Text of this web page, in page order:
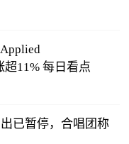
超11% 每日看点
已暂停，合唱团称